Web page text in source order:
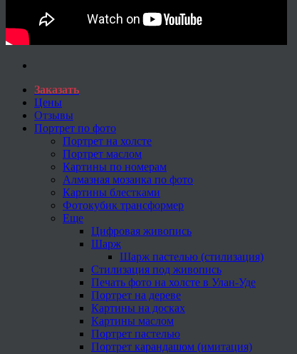
Заказать
Цены
Отзывы
Портрет по фото
Портрет на холсте
Портрет маслом
Картины по номерам
Алмазная мозаика по фото
Картины блестками
Фотокубик трансформер
Еще
Цифровая живопись
Шарж
Шарж пастелью (стилизация)
Стилизация под живопись
Печать фото на холсте в Улан-Уде
Портрет на дереве
Картины на досках
Картины маслом
Портрет пастелью
Портрет карандашом (имитация)